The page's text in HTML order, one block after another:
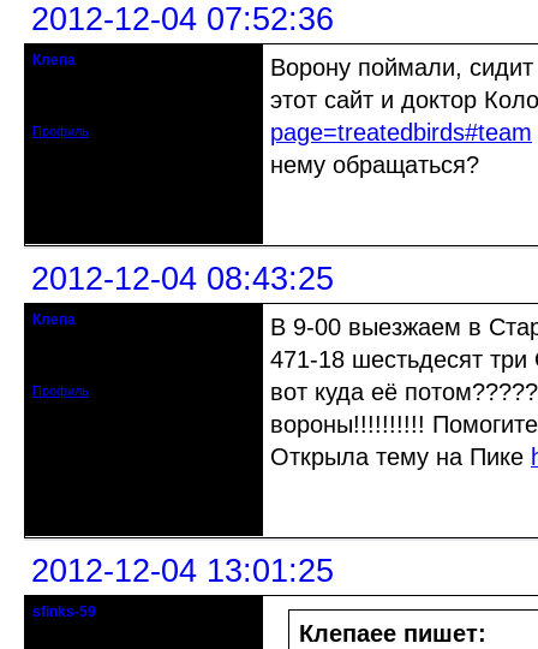
2012-12-04 07:52:36
Клепа
Профиль
Ворону поймали,
этот сайт и доктор
page=treatedbirds#team
нему обращаться?
2012-12-04 08:43:25
Клепа
Профиль
В 9-00 выезжаем в
471-18 шестьдесят три
вот куда её
вороны!!!!!!!!!!
Открыла тему на Пике
2012-12-04 13:01:25
sfinks-59
Клепаee пишет: